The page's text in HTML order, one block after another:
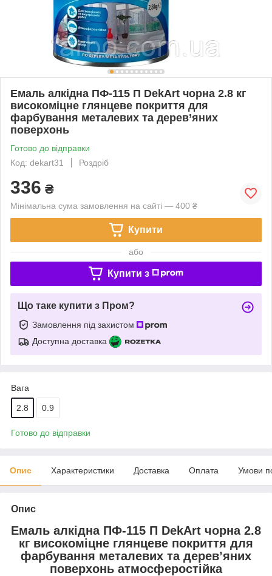
Емаль алкідна ПФ-115 П DekArt чорна 2.8 кг
високоміцне глянцеве покриття для
фарбування металевих та дерев’яних
поверхонь
Готово до відправки
Код: dekart31
Роздріб
336 ₴
Мінімальна сума замовлення на сайті — 400 ₴
Купити
або
Купити з
Що таке купити з Пром?
Замовлення під захистом
Доступна доставка
Вага
2.8 0.9
Готово до відправки
Опис Характеристики Доставка Оплата Умови
Опис
Емаль алкідна ПФ-115 П DekArt чорна 2.8
кг високоміцне глянцеве покриття для
фарбування металевих та дерев’яних
поверхонь атмосферостійка